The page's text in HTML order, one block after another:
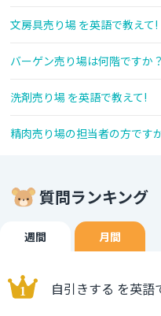
文房具売り場 を英語で教えて!
バーゲン売り場は何階ですか
洗剤売り場 を英語で教えて!
精肉売り場の担当者の方です
質問ランキング
週間 月間
自引きする を英語